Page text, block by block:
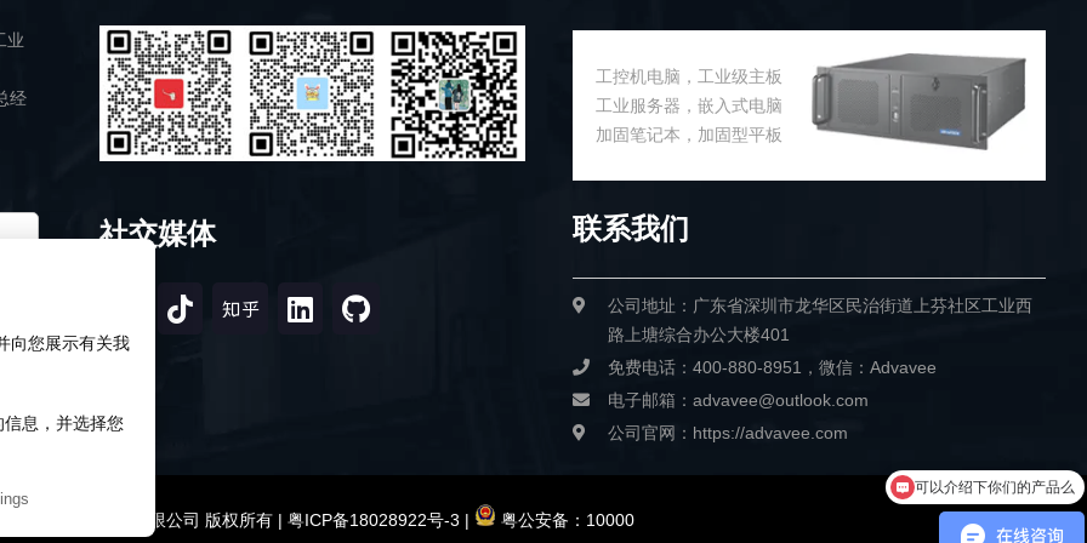
业
经
社交媒体
工控机电脑，工业级主板
工业服务器，嵌入式电脑
加固笔记本，加固型平板
联系我们
公司地址：广东省深圳市龙华区民治街道上芬社区工业西
路上塘综合办公大楼401
免费电话：400-880-8951，微信：Advavee
电子邮箱：advavee@outlook.com
公司官网：https://advavee.com
深圳市研伟科技有限公司 版权所有 | 粤ICP备18028922号-3 | 粤公安备：10000
向您展示有关我
信息，并选择您
你们是怎么收费的呢